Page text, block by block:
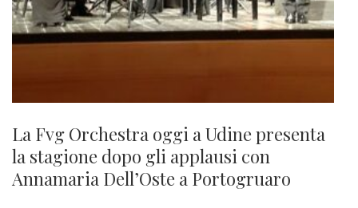
La Fvg Orchestra oggi a Udine presenta
la stagione dopo gli applausi con
Annamaria Dell’Oste a Portogruaro